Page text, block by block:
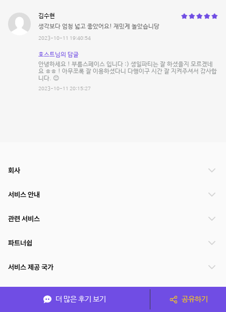
김수현
생각보다 엄청 넓고 좋았어요! 재밌게 놀았습니당
2023-10-11 19:40:54
호스트님의 답글
안녕하세요 ! 부름스페이스 입니다 :) 생일파티는 잘 하셨을지 모르겠네
요 ㅎㅎ ! 아무쪼록 잘 이용하셨다니 다행이구 시간 잘 지켜주셔서 감사합
니다. 😊
2023-10-11 20:15:27
더 많은 후기 보기 공유하기
회사
서비스 안내
관련 서비스
파트너쉽
서비스 제공 국가
(주)NSPACE 사업자정보